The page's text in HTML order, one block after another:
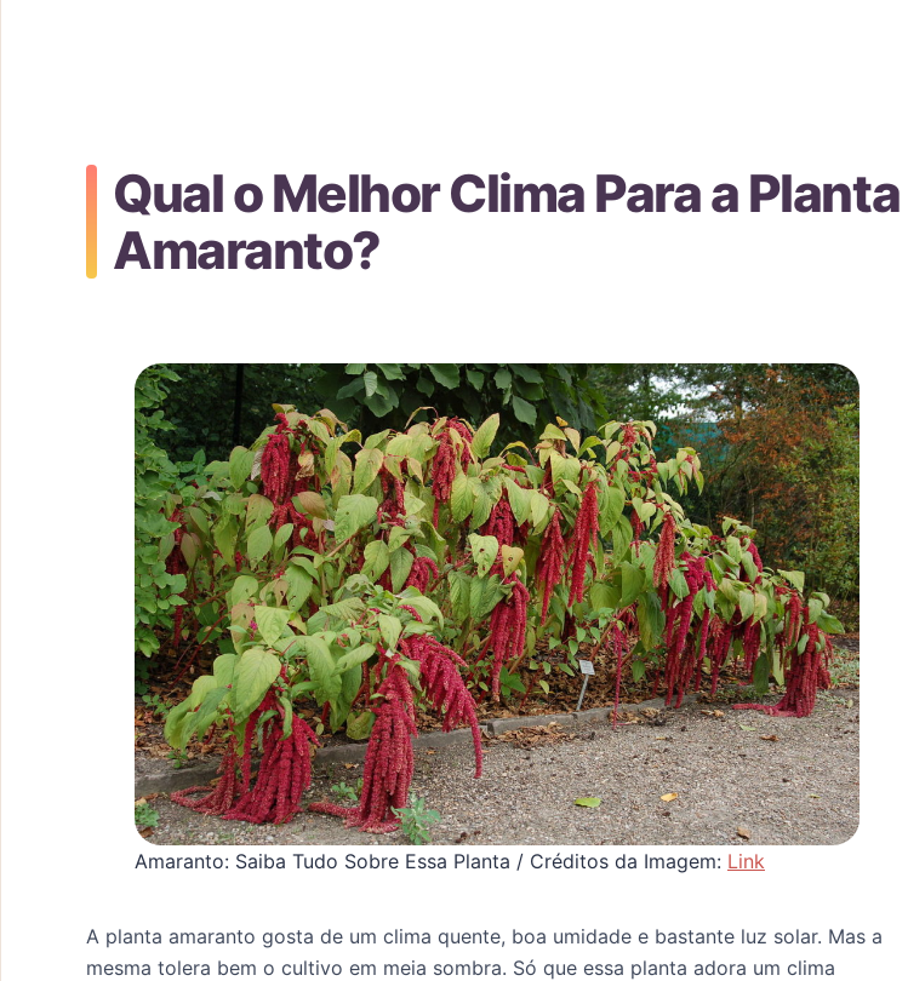
Qual o Melhor Clima Para a Planta
Amaranto?
Amaranto: Saiba Tudo Sobre Essa Planta / Créditos da Imagem: Link
A planta amaranto gosta de um clima quente, boa umidade e bastante luz solar. Mas a
mesma tolera bem o cultivo em meia sombra. Só que essa planta adora um clima